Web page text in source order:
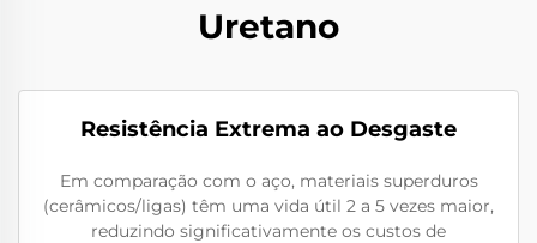
Uretano
Resistência Extrema ao Desgaste
Em comparação com o aço, materiais superduros
(cerâmicos/ligas) têm uma vida útil 2 a 5 vezes maior,
reduzindo significativamente os custos de